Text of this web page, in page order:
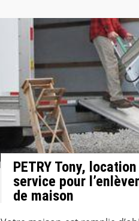
PETRY Tony,
service pour
de maison